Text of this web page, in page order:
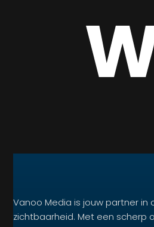
Vanoo Media is jouw partner
zichtbaarheid. Met een scherp